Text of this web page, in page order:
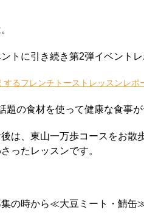
トに引き続き第2弾イベントレ
するフレンチトーストレッスンレポ
題の食材を使って健康な食事が
は、東山一万歩コースをお散
ったレッスンです。
の時から≪大豆ミート・鯖缶